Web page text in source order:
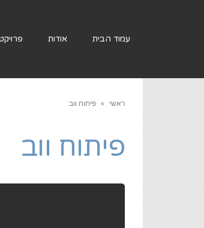
עמוד הבית אודות
ראשי » פיתוח ווב
פיתוח ווב